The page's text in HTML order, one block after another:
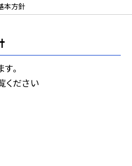
本方針
。
ください